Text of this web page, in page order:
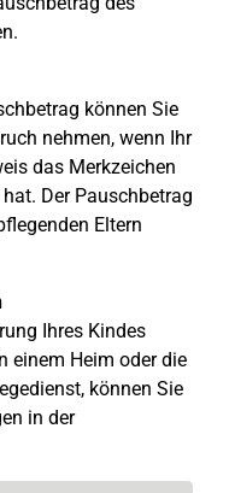
können Sie
nehmen, wenn Ihr
das Merkzeichen
Der Pauschbetrag
Eltern
Ihres Kindes
einem Heim oder die
können Sie
in der